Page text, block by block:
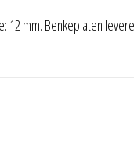
12 mm. Benkeplaten